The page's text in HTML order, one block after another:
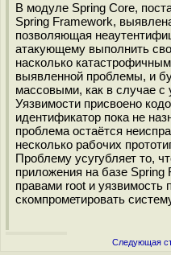
В модуле Spring Core,
Spring Framework,
позволяющая
атакующему выполнить
насколько
выявленной проблемы, и
массовыми, как в случае с
Уязвимости присвоено
идентификатор пока не
проблема остаётся
несколько рабочих
Проблему усугубляет то,
приложения на базе
правами root и уязвимость
скомпрометировать
Следующая